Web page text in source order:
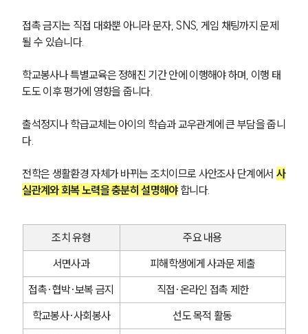
접촉 금지는 직접 대화뿐 아니라 문자, SNS, 게임 채팅까지 문제
될 수 있습니다.
학교봉사나 특별교육은 정해진 기간 안에 이행해야 하며, 이행 태
도도 이후 평가에 영향을 줍니다.
출석정지나 학급교체는 아이의 학습과 교우관계에 큰 부담을 줍니
다.
전학은 생활환경 자체가 바뀌는 조치이므로 사안조사 단계에서 사
실관계와 회복 노력을 충분히 설명해야 합니다.
조치 유형
주요 내용
서면사과
피해학생에게 사과문 제출
접촉·협박·보복 금지
직접·온라인 접촉 제한
학교봉사·사회봉사
선도 목적 활동